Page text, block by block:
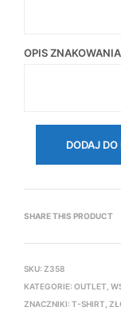
OPIS
DODAJ
SHARE THIS PRODUCT
SKU: Z358
KATEGORIE: OUTLET
ZNACZNIKI: T-SHIRT